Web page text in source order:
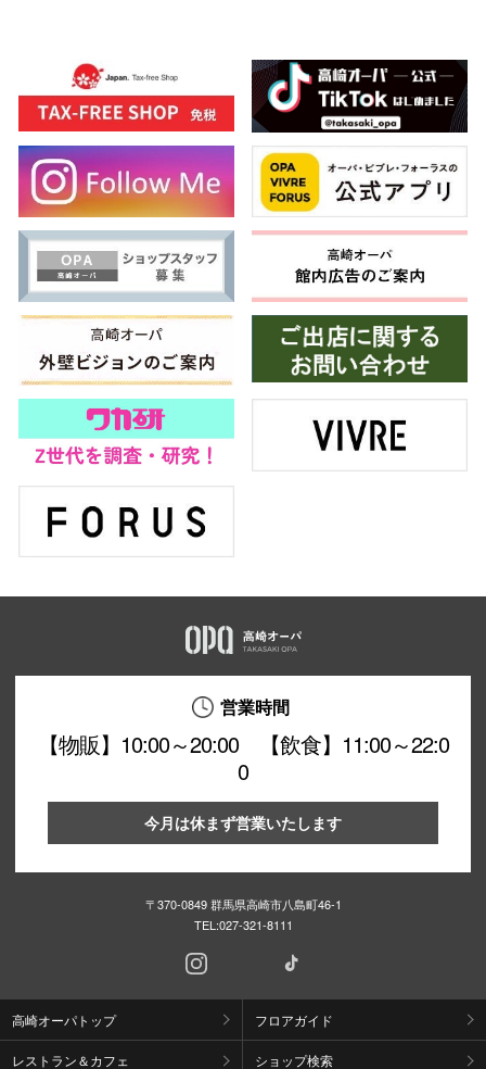
営業時間
【物販】10:00～20:00 【飲食】11:00～22:0
0
今月は休まず営業いたします
〒370-0849 群馬県高崎市八島町46-1
TEL:027-321-8111
高崎オーパトップ フロアガイド
レストラン＆カフェ ショップ検索